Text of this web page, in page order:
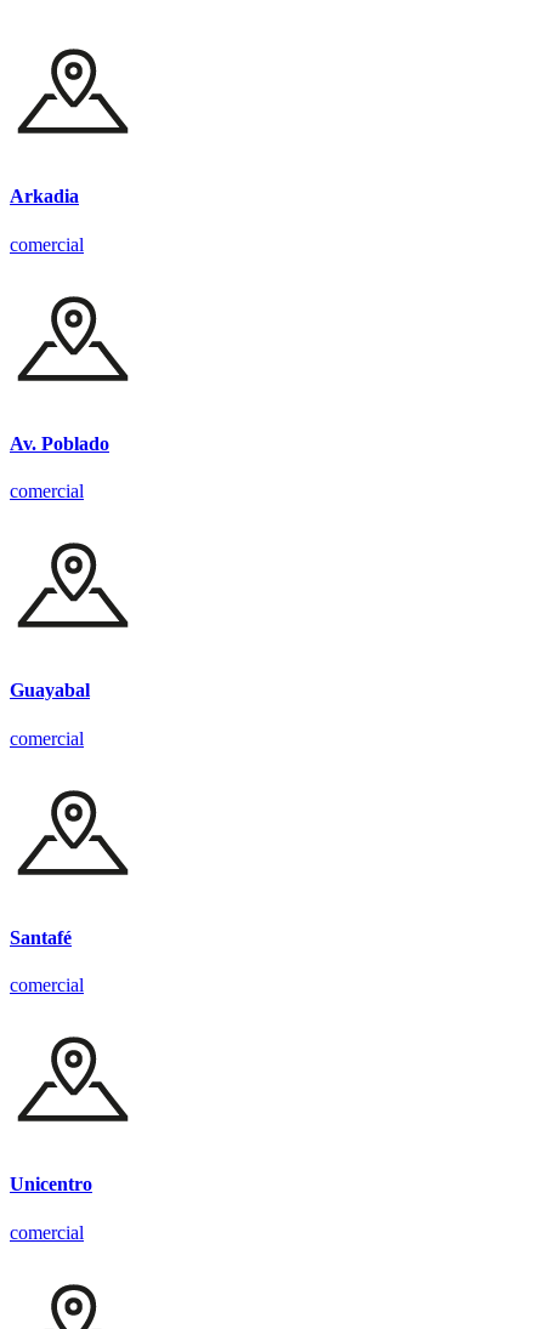
Arkadia
comercial
Av. Poblado
comercial
Guayabal
comercial
Santafé
comercial
Unicentro
comercial